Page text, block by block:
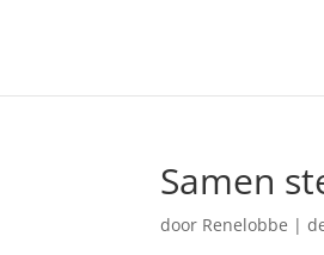
Samen
door Renelobbe |